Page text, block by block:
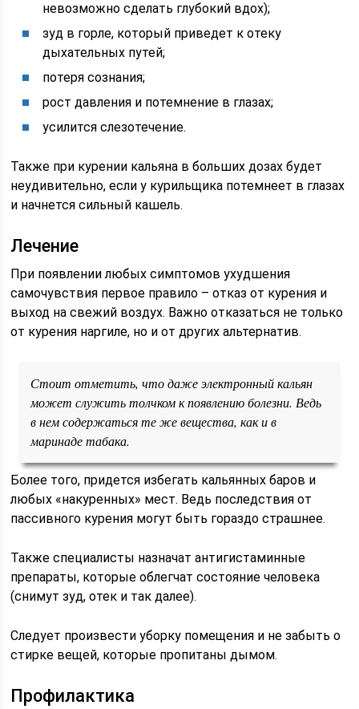
невозможно сделать глубокий вдох);
зуд в горле, который приведет к отеку
дыхательных путей;
потеря сознания;
рост давления и потемнение в глазах;
усилится слезотечение.
Также при курении кальяна в больших дозах будет
неудивительно, если у курильщика потемнеет в глазах
и начнется сильный кашель.
Лечение
При появлении любых симптомов ухудшения
самочувствия первое правило – отказ от курения и
выход на свежий воздух. Важно отказаться не только
от курения наргиле, но и от других альтернатив.
Стоит отметить, что даже электронный кальян
может служить толчком к появлению болезни. Ведь
в нем содержаться те же вещества, как и в
маринаде табака.
Более того, придется избегать кальянных баров и
любых «накуренных» мест. Ведь последствия от
пассивного курения могут быть гораздо страшнее.
Также специалисты назначат антигистаминные
препараты, которые облегчат состояние человека
(снимут зуд, отек и так далее).
Следует произвести уборку помещения и не забыть о
стирке вещей, которые пропитаны дымом.
Профилактика